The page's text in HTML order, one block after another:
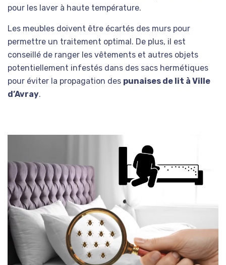
pour les laver à haute température.
Les meubles doivent être écartés des murs pour
permettre un traitement optimal. De plus, il est
conseillé de ranger les vêtements et autres objets
potentiellement infestés dans des sacs hermétiques
pour éviter la propagation des punaises de lit à Ville
d’Avray.